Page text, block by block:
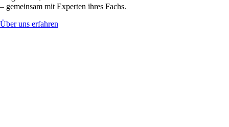
– gemeinsam mit Experten ihres Fachs.
Über uns erfahren